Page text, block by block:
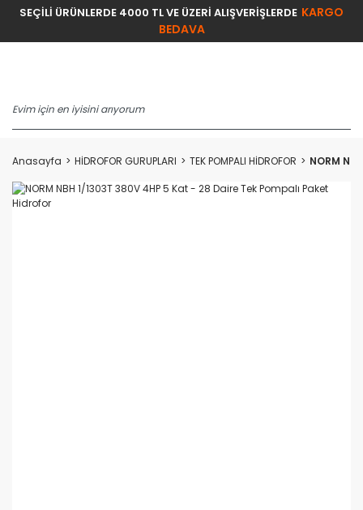
SEÇİLİ ÜRÜNLERDE 4000 TL VE ÜZERİ ALIŞVERİŞLERDE KARGO
BEDAVA
Anasayfa HİDROFOR GURUPLARI TEK POMPALI HİDROFOR NORM